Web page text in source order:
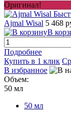
Оригинал!
Ajmal Wisal 5 468
В
Подробнее
Купить в 1 клик
В избранное
Объем:
50 мл
50 мл